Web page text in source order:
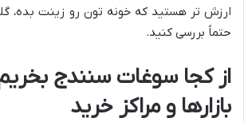
ارزش تر هستید که خونه تون رو زینت بده،
حتماً بررسی کنید.
از کجا سوغات سنندج
بازارها و مراکز خرید